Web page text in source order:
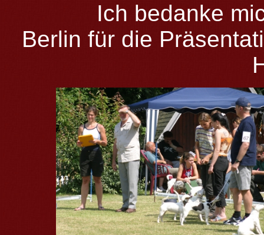
Ich bedanke mich
Berlin für die